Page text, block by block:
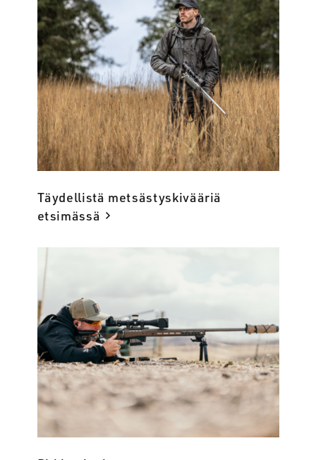
Täydellistä metsästyskivääriä
etsimässä